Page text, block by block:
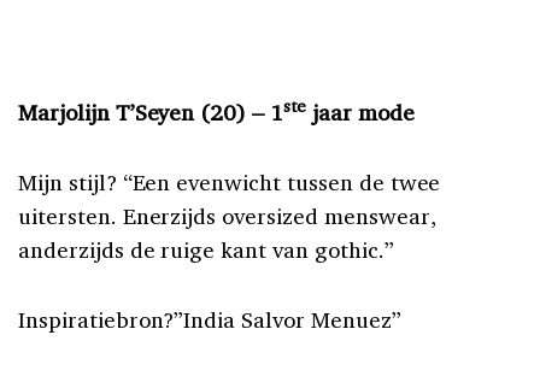
Marjolijn T’Seyen (20) – 1stejaar mode
Mijn stijl? “Een evenwicht tussen de twee
uitersten. Enerzijds oversized menswear,
anderzijds de ruige kant van gothic.”
Inspiratiebron?”India Salvor Menuez”